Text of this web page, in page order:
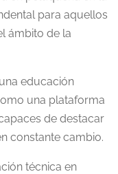
para aquellos
ámbito de la
educación
una plataforma
de destacar
constante cambio.
técnica en